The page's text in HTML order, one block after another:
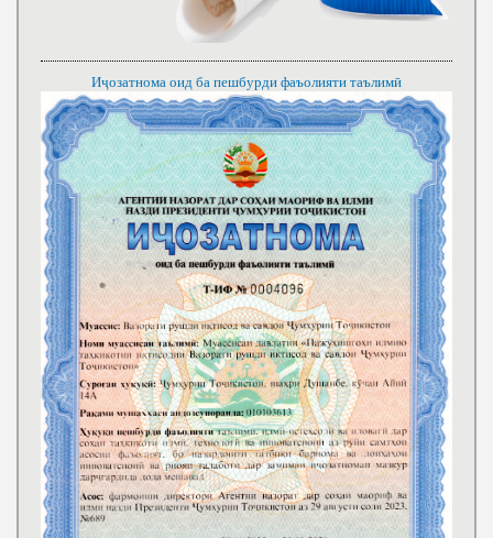
Иҷозатнома оид ба пешбурди фаъолияти таълимӣ